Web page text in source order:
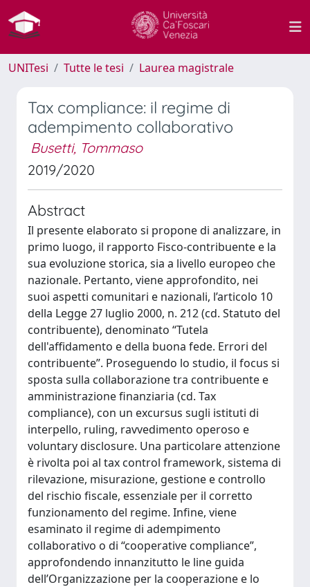
UNITesi Tutte le tesi Laurea magistrale
Tax compliance: il regime di
adempimento collaborativo
Busetti, Tommaso
2019/2020
Abstract
Il presente elaborato si propone di analizzare, in
primo luogo, il rapporto Fisco-contribuente e la
sua evoluzione storica, sia a livello europeo che
nazionale. Pertanto, viene approfondito, nei
suoi aspetti comunitari e nazionali, l’articolo 10
della Legge 27 luglio 2000, n. 212 (cd. Statuto del
contribuente), denominato “Tutela
dell'affidamento e della buona fede. Errori del
contribuente”. Proseguendo lo studio, il focus si
sposta sulla collaborazione tra contribuente e
amministrazione finanziaria (cd. Tax
compliance), con un excursus sugli istituti di
interpello, ruling, ravvedimento operoso e
voluntary disclosure. Una particolare attenzione
è rivolta poi al tax control framework, sistema di
rilevazione, misurazione, gestione e controllo
del rischio fiscale, essenziale per il corretto
funzionamento del regime. Infine, viene
esaminato il regime di adempimento
collaborativo o di “cooperative compliance”,
approfondendo innanzitutto le line guida
dell’Organizzazione per la cooperazione e lo